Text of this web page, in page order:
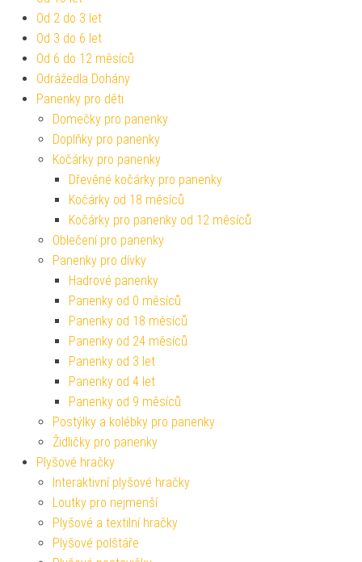
Od 2 do 3 let
Od 3 do 6 let
Od 6 do 12 měsíců
Odrážedla Dohány
Panenky pro děti
Domečky pro panenky
Doplňky pro panenky
Kočárky pro panenky
Dřevěné kočárky pro panenky
Kočárky od 18 měsíců
Kočárky pro panenky od 12 měsíců
Oblečení pro panenky
Panenky pro dívky
Hadrové panenky
Panenky od 0 měsíců
Panenky od 18 měsíců
Panenky od 24 měsíců
Panenky od 3 let
Panenky od 4 let
Panenky od 9 měsíců
Postýlky a kolébky pro panenky
Židličky pro panenky
Plyšové hračky
Interaktivní plyšové hračky
Loutky pro nejmenší
Plyšové a textilní hračky
Plyšové polštáře